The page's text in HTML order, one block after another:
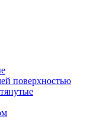
поверхностью